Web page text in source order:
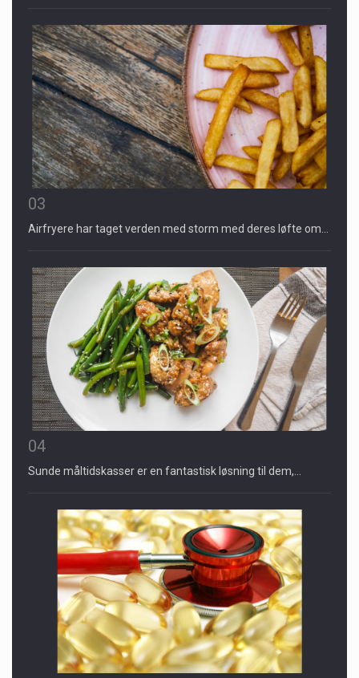
03
Airfryere har taget verden med storm med deres løfte om…
04
Sunde måltidskasser er en fantastisk løsning til dem,…